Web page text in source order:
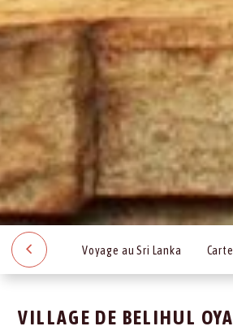
Voyage au Sri Lanka Carte
VILLAGE DE BELIHUL OYA